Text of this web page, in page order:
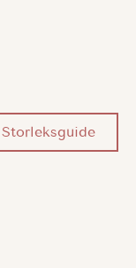
Storleksguide